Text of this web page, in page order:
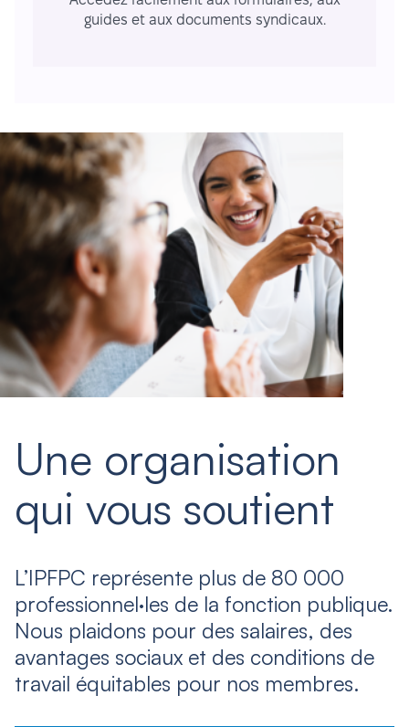
guides et aux documents syndicaux.
Une organisation
qui vous soutient
L’IPFPC représente plus de 80 000
professionnel·les de la fonction publique.
Nous plaidons pour des salaires, des
avantages sociaux et des conditions de
travail équitables pour nos membres.